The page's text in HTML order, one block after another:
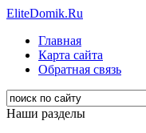
EliteDomik.Ru
Главная
Карта сайта
Обратная связь
Наши разделы